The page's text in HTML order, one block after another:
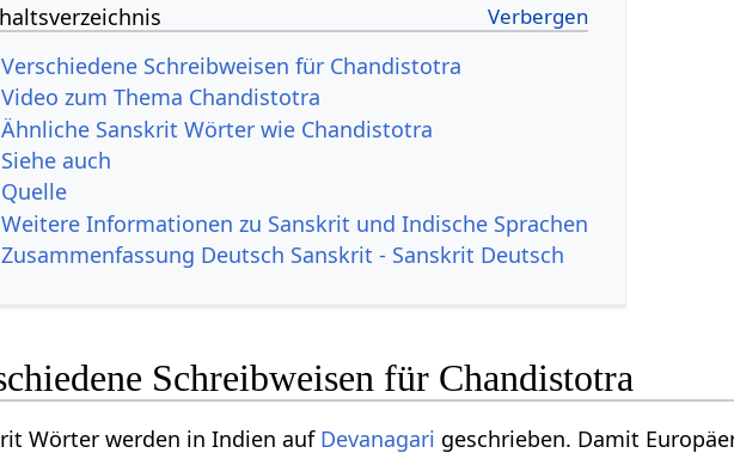
Verschiedene Schreibweisen für Chandistotra
Video zum Thema Chandistotra
Ähnliche Sanskrit Wörter wie Chandistotra
Siehe auch
Quelle
Weitere Informationen zu Sanskrit und Indische Sprachen
Zusammenfassung Deutsch Sanskrit - Sanskrit Deutsch
Schreibweisen für Chandistotra
Wörter werden in Indien auf Devanagari geschrieben. Damit